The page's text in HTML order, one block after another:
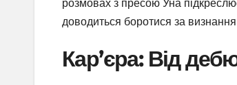
розмовах з пресою Уна підкреслює,
доводиться боротися за
Кар’єра: Від